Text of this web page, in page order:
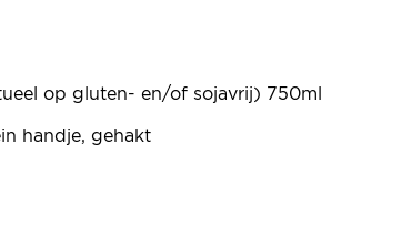
op gluten- en/of sojavrij) 750ml
handje, gehakt